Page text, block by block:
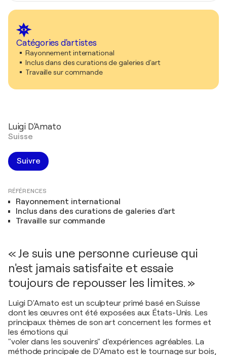
Catégories d'artistes
Rayonnement international
Inclus dans des curations de galeries d'art
Travaille sur commande
Luigi D'Amato
Suisse
Suivre
RÉFÉRENCES
Rayonnement international
Inclus dans des curations de galeries d'art
Travaille sur commande
« Je suis une personne curieuse qui
n'est jamais satisfaite et essaie
toujours de repousser les limites. »
Luigi D'Amato est un sculpteur primé basé en Suisse
dont les œuvres ont été exposées aux États-Unis. Les
principaux thèmes de son art concernent les formes et
les émotions qui
"voler dans les souvenirs" d'expériences agréables. La
méthode principale de D'Amato est le tournage sur bois,